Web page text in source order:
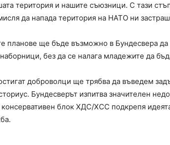
територия и нашите съюзници. С тази
да напада територия на НАТО ни
планове ще бъде възможно в Бундесвера
без да се налага младежите да
доброволци ще трябва да въведем
Бундесверът изпитва значителен
блок ХДС/ХСС подкрепя